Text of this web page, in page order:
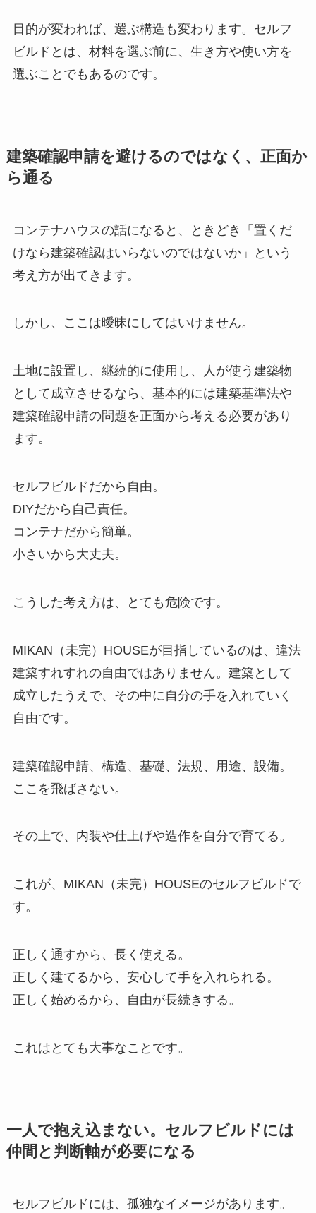
目的が変われば、選ぶ構造も変わります。セルフ
ビルドとは、材料を選ぶ前に、生き方や使い方を
選ぶことでもあるのです。
建築確認申請を避けるのではなく、正面か
ら通る
コンテナハウスの話になると、ときどき「置くだ
けなら建築確認はいらないのではないか」という
考え方が出てきます。
しかし、ここは曖昧にしてはいけません。
土地に設置し、継続的に使用し、人が使う建築物
として成立させるなら、基本的には建築基準法や
建築確認申請の問題を正面から考える必要があり
ます。
セルフビルドだから自由。
DIYだから自己責任。
コンテナだから簡単。
小さいから大丈夫。
こうした考え方は、とても危険です。
MIKAN（未完）HOUSEが目指しているのは、違法
建築すれすれの自由ではありません。建築として
成立したうえで、その中に自分の手を入れていく
自由です。
建築確認申請、構造、基礎、法規、用途、設備。
ここを飛ばさない。
その上で、内装や仕上げや造作を自分で育てる。
これが、MIKAN（未完）HOUSEのセルフビルドで
す。
正しく通すから、長く使える。
正しく建てるから、安心して手を入れられる。
正しく始めるから、自由が長続きする。
これはとても大事なことです。
一人で抱え込まない。セルフビルドには
仲間と判断軸が必要になる
セルフビルドには、孤独なイメージがあります。